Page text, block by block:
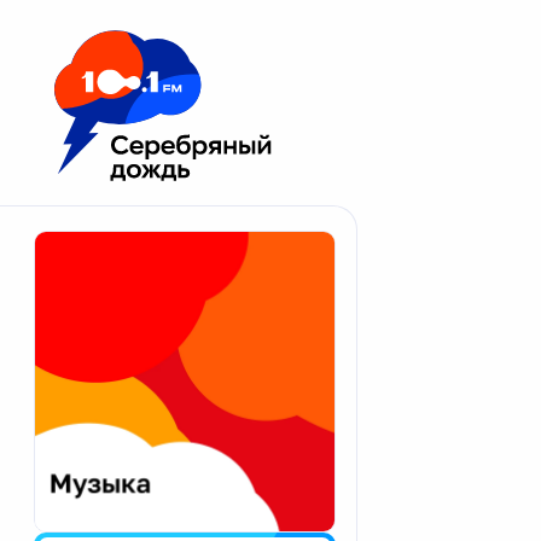
Москва 100.1 FM
Апатиты
Екатеринбург
Калининград
Калуга